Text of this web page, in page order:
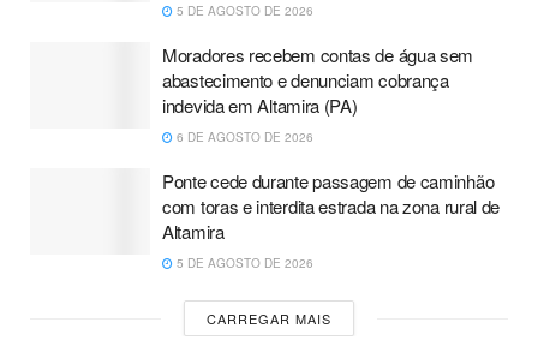
5 DE AGOSTO DE 2026
Moradores recebem contas de água sem
abastecimento e denunciam cobrança
indevida em Altamira (PA)
6 DE AGOSTO DE 2026
Ponte cede durante passagem de caminhão
com toras e interdita estrada na zona rural de
Altamira
5 DE AGOSTO DE 2026
CARREGAR MAIS